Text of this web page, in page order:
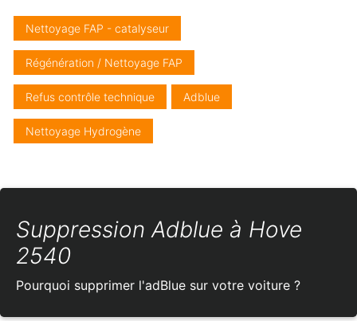
Nettoyage FAP - catalyseur
Régénération / Nettoyage FAP
Refus contrôle technique Adblue
Nettoyage Hydrogène
Suppression Adblue à Hove
2540
Pourquoi supprimer l'adBlue sur votre voiture ?